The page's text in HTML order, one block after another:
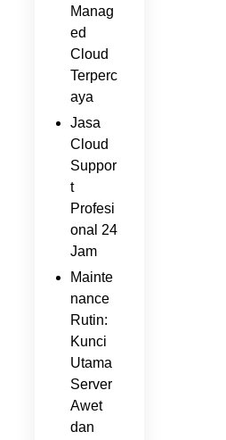
Manag
ed
Cloud
Terperc
aya
Jasa
Cloud
Suppor
t
Profesi
onal 24
Jam
Mainte
nance
Rutin:
Kunci
Utama
Server
Awet
dan